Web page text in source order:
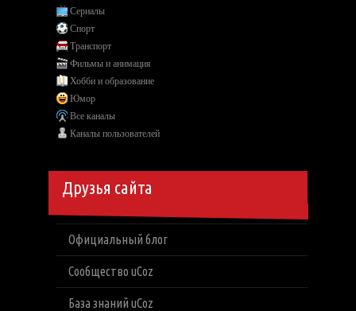
Сериалы
Спорт
Транспорт
Фильмы и анимация
Хобби и образование
Юмор
Все каналы
Каналы пользователей
Друзья сайта
Официальный блог
Сообщество uCoz
База знаний uCoz